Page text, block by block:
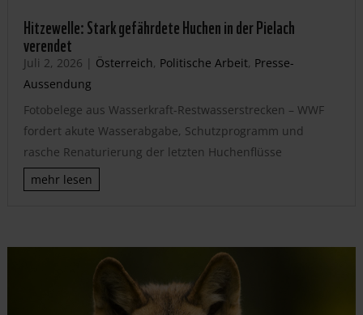
Hitzewelle: Stark gefährdete Huchen in der Pielach
verendet
Juli 2, 2026 | Österreich, Politische Arbeit, Presse-
Aussendung
Fotobelege aus Wasserkraft-Restwasserstrecken – WWF
fordert akute Wasserabgabe, Schutzprogramm und
rasche Renaturierung der letzten Huchenflüsse
mehr lesen